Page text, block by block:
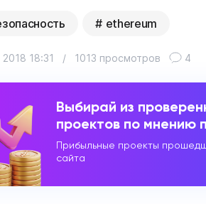
ethereum
18:31 / 1013 просмотров 4
Выбирай из
проектов по мнению
Прибыльные проекты
сайта